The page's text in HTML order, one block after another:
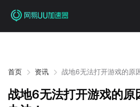
首页 资讯 战地6无法打开游戏的原
战地6无法打开游戏的原